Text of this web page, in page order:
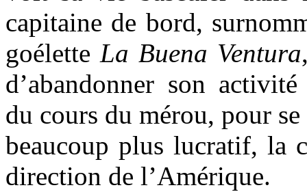
capitaine de bord,
goélette La Buena Ventura
d’abandonner son
du cours du mérou, pour
beaucoup plus lucratif, la
direction de l’Amérique.